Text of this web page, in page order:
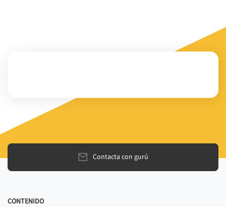
Contacta con gurú
CONTENIDO